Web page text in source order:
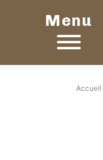
Menu
Accueil